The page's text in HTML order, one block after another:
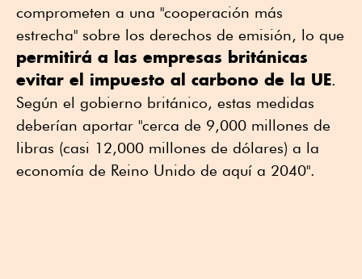
comprometen a una "cooperación más
estrecha" sobre los derechos de emisión, lo que
permitirá a las empresas británicas
evitar el impuesto al carbono de la UE.
Según el gobierno británico, estas medidas
deberían aportar "cerca de 9,000 millones de
libras (casi 12,000 millones de dólares) a la
economía de Reino Unido de aquí a 2040".